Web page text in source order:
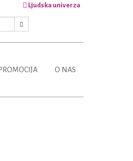
Ljudska univerza
PROMOCIJA O NAS